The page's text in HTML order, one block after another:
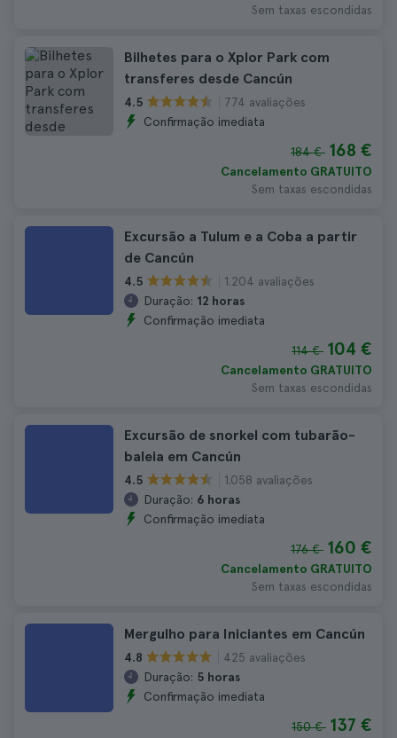
Sem taxas escondidas
Bilhetes para o Xplor Park com
transferes desde Cancún
4.5
774 avaliações
Confirmação imediata
184 € 168 €
Cancelamento GRATUITO
Sem taxas escondidas
Excursão a Tulum e a Coba a partir
de Cancún
4.5
1.204 avaliações
Duração: 12 horas
Confirmação imediata
114 € 104 €
Cancelamento GRATUITO
Sem taxas escondidas
Excursão de snorkel com tubarão-
baleia em Cancún
4.5
1.058 avaliações
Duração: 6 horas
Confirmação imediata
176 € 160 €
Cancelamento GRATUITO
Sem taxas escondidas
Mergulho para Iniciantes em Cancún
4.8
425 avaliações
Duração: 5 horas
Confirmação imediata
150 € 137 €